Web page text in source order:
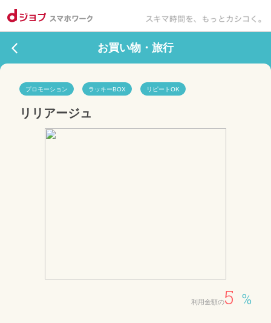
お買い物・旅行
プロモーション ラッキーBOX リピートOK
リリアージュ
利用金額の5 %